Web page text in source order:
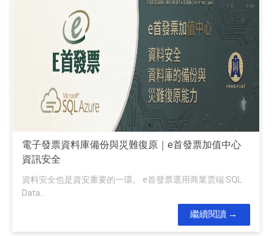
電子發票資料庫備份與災難復原｜e首發票加值中心
資訊安全
資料安全也是資安重要的一環。 e首發票選用商業雲端 SQL
Data...
繼續閱讀